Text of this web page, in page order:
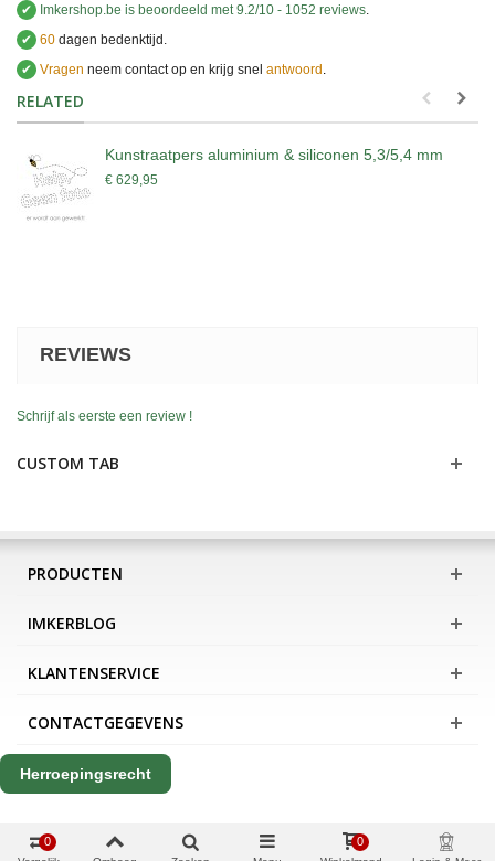
✔
Imkershop.be is beoordeeld met 9.2/10 - 1052 reviews
✔ 60 dagen bedenktijd.
✔ Vragen neem contact op en krijg snel antwoord
RELATED
Kunstraatpers aluminium & siliconen 5,3/5,4 mm
€ 629,95
REVIEWS
Schrijf als eerste een review !
CUSTOM TAB
PRODUCTEN
IMKERBLOG
KLANTENSERVICE
CONTACTGEGEVENS
Herroepingsrecht
0 0